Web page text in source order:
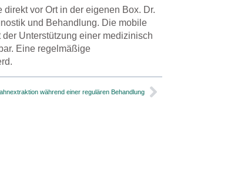
vor Ort in der eigenen Box. Dr.
und Behandlung. Die mobile
Unterstützung einer medizinisch
Eine regelmäßige
während einer regulären Behandlung